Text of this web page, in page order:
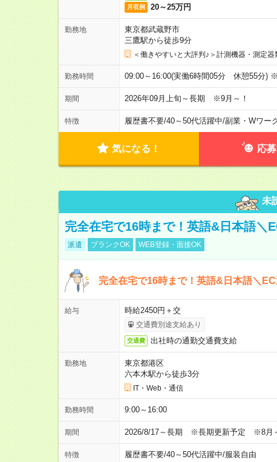
月収例 20～25万円
勤務地
東京都武蔵野市
三鷹駅から徒歩9分
＜働きやすいと大評判♪＞計測機器・測定
勤務時間 09:00～16:00(実働6時間05分 休憩55分)
期間 2026年09月上旬～長期 ※9月～！
特徴 履歴書不要/40～50代活躍中/副業・Wワー
気になる！ 応
未
完全在宅で16時まで！英語&日本語＼
派遣 ブランクOK WEB登録・面接OK
完全在宅で16時まで！英語&日本語＼
給与 時給2450円＋交
交通費別途支給あり
交通費 出社時の通勤交通費支給
勤務地
東京都港区
六本木駅から徒歩3分
IT・Web・通信
勤務時間 9:00～16:00
期間 2026/8/17～長期 ※長期更新予定 ※8月
特徴 履歴書不要/40～50代活躍中/服装自由